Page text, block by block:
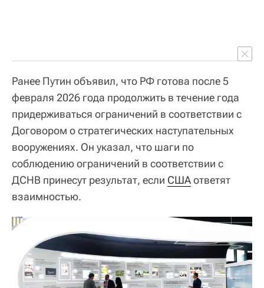
Ранее Путин объявил, что РФ готова после 5
февраля 2026 года продолжить в течение года
придерживаться ограничений в соответствии с
Договором о стратегических наступательных
вооружениях. Он указал, что шаги по
соблюдению ограничений в соответствии с
ДСНВ принесут результат, если СШАответят
взаимностью.